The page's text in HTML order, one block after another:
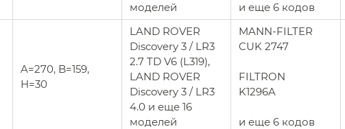
моделей
и еще 6 кодов
A=270, B=159,
H=30
LAND ROVER
Discovery 3 / LR3
2.7 TD V6 (L319),
LAND ROVER
Discovery 3 / LR3
4.0 и еще 16
моделей
MANN-FILTER
CUK 2747
FILTRON
K1296A
и еще 6 кодов